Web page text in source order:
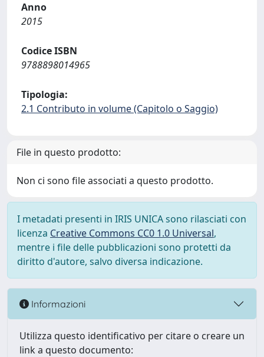
Anno
2015
Codice ISBN
9788898014965
Tipologia:
2.1 Contributo in volume (Capitolo o Saggio)
File in questo prodotto:
Non ci sono file associati a questo prodotto.
I metadati presenti in IRIS UNICA sono rilasciati con
licenza Creative Commons CC0 1.0 Universal,
mentre i file delle pubblicazioni sono protetti da
diritto d'autore, salvo diversa indicazione.
Informazioni
Utilizza questo identificativo per citare o creare un
link a questo documento: